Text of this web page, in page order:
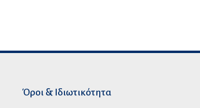
Όροι & Ιδιωτικότητα